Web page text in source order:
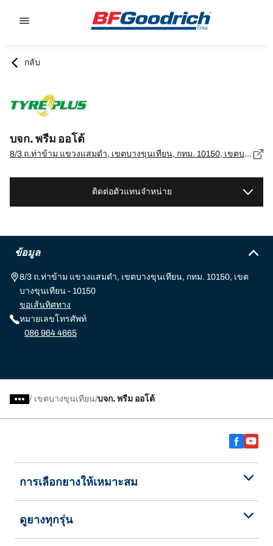
กลับ
บจก. พรีม ออโต้
8/3 ถ.ท่าข้าม แขวงแสมดำ, เขตบางขุนเทียน, กทม. 10150, เขตบางขุนเทียน - 10150
ติดต่อตัวแทนจำหน่าย
ข้อมูล
8/3 ถ.ท่าข้าม แขวงแสมดำ, เขตบางขุนเทียน, กทม. 10150, เขต
บางขุนเทียน - 10150
ขอเส้นทิศทาง
หมายเลขโทรศัพท์
086 964 4665
/ เขตบางขุนเทียน บจก. พรีม ออโต้
การเลือกยางให้เหมาะสม
ดูยางทุกรุ่น